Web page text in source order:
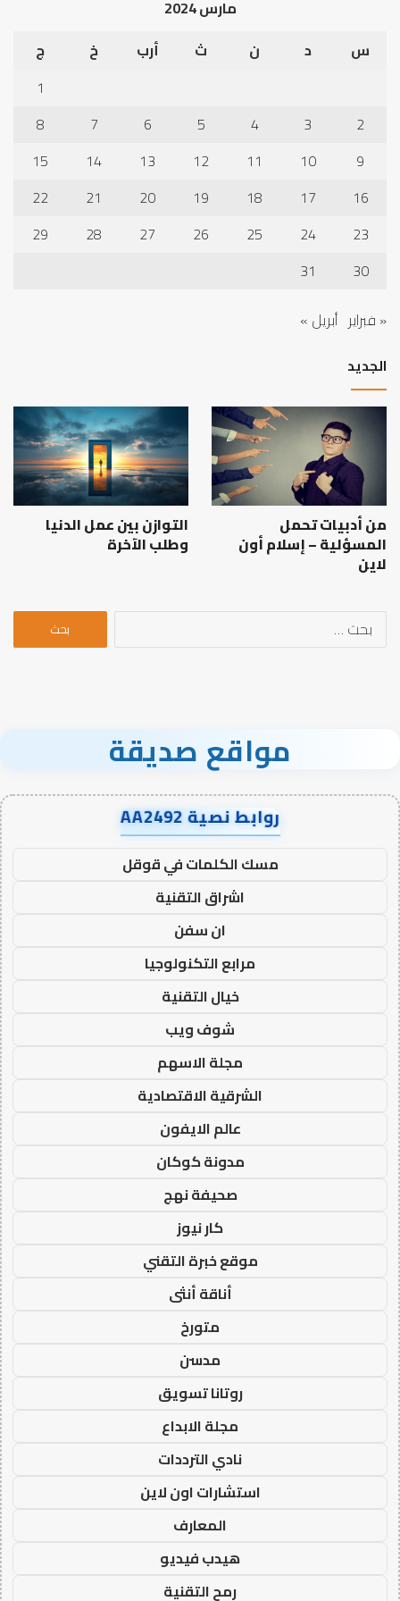
مارس 2024
س
د ن ث أرب خ
ج
1
2
3
4
5
6
7
8
9
10
11
12
13
14
15
16
17
18
19
20
21
22
23
24
25
26
27
28
29
30
31
« فبراير أبريل »
الجديد
من أدبيات تحمل
المسؤلية – إسلام أون
لاين
التوازن بين عمل الدنيا
وطلب الآخرة
البحث
مواقع صديقة
روابط نصية AA2492
مسك الكلمات في قوقل
اشراق التقنية
ان سفن
مرابع التكنولوجيا
خيال التقنية
شوف ويب
مجلة الاسهم
الشرقية الاقتصادية
عالم الايفون
مدونة كوكان
صحيفة نهج
كار نيوز
موقع خبرة التقني
أناقة أنثى
متورخ
مدسن
روتانا تسويق
مجلة الابداع
نادي الترددات
استشارات اون لاين
المعارف
هيدب فيديو
رمح التقنية